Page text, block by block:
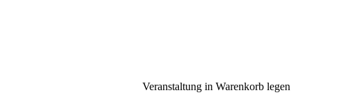
Veranstaltung in Warenkorb legen